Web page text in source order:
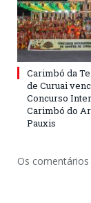
Carimbó da
de Curuai
Concurso
Carimbó do
Pauxis
Os